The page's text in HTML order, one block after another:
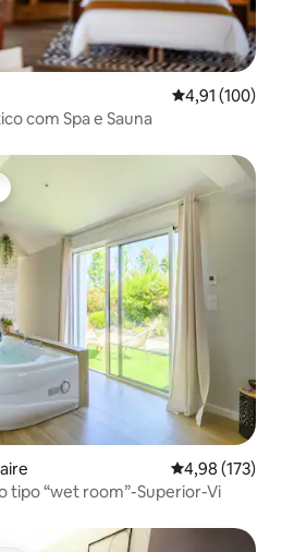
4,91 de uma
4,91 (100)
com Spa e Sauna
4,98 de uma
4,98 (173)
tipo “wet room”-Superior-Vi